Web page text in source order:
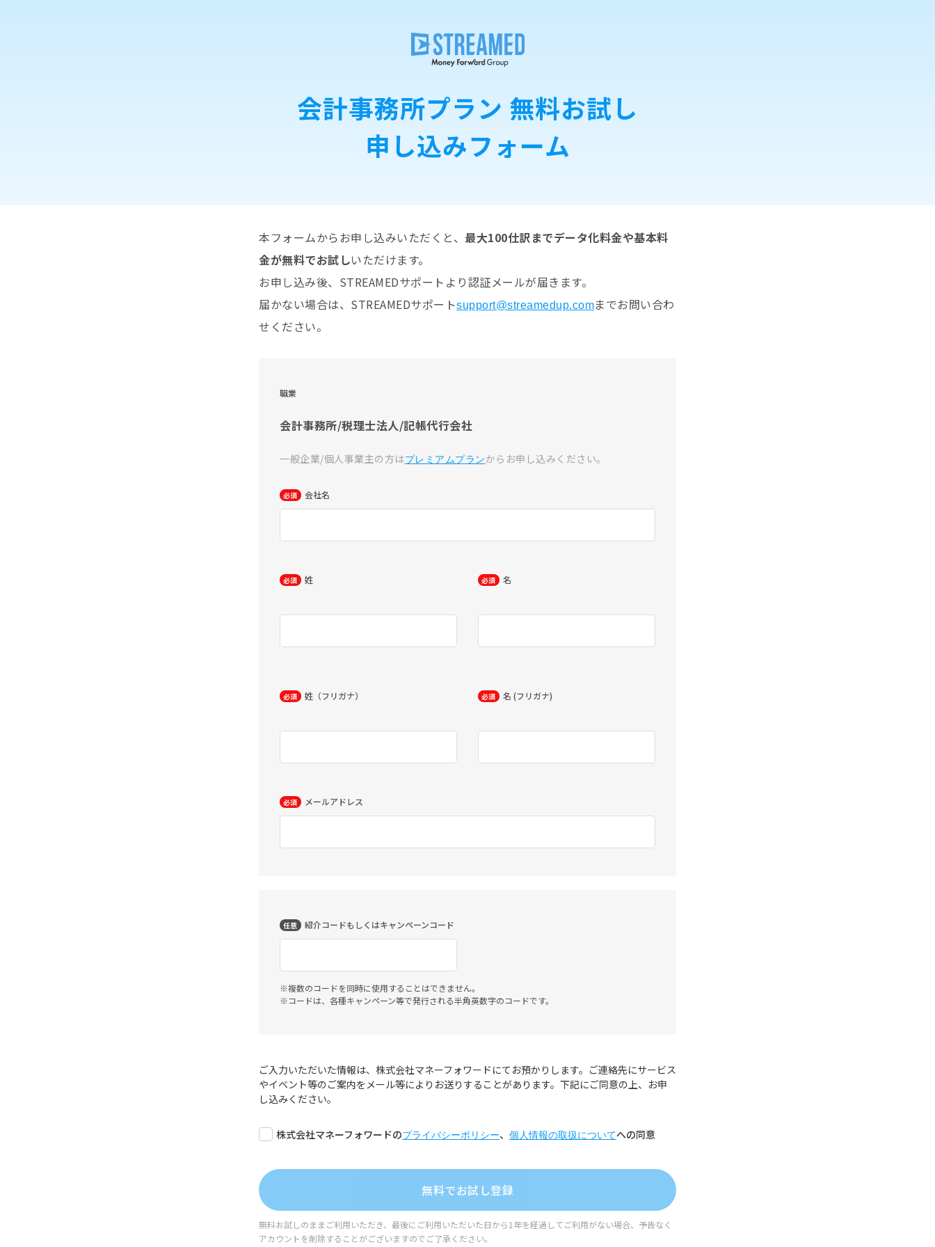
会計事務所プラン 無料お試し
申し込みフォーム
本フォームからお申し込みいただくと、 最大100仕訳までデータ化料金や基本料
金が無料でお試しいただけます。
お申し込み後、STREAMEDサポートより認証メールが届きます。
届かない場合は、STREAMEDサポートsupport@streamedup.comまでお問い合わ
せください。
職業
会計事務所/税理士法人/記帳代行会社
一般企業/個人事業主の方はプレミアムプランからお申し込みください。
必須 会社名
必須 姓 必須 名
必須 姓（フリガナ） 必須 名 (フリガナ)
必須 メールアドレス
任意 紹介コードもしくはキャンペーンコード
※複数のコードを同時に使用することはできません。
※コードは、各種キャンペーン等で発行される半角英数字のコードです。
ご入力いただいた情報は、株式会社マネーフォワードにてお預かりします。ご連絡先にサービス
やイベント等のご案内をメール等によりお送りすることがあります。下記にご同意の上、お申
し込みください。
株式会社マネーフォワードのプライバシーポリシー、 個人情報の取扱についてへの同意
無料お試しのままご利用いただき、最後にご利用いただいた日から1年を経過してご利用がない場合、予告なく
アカウントを削除することがございますのでご了承ください。